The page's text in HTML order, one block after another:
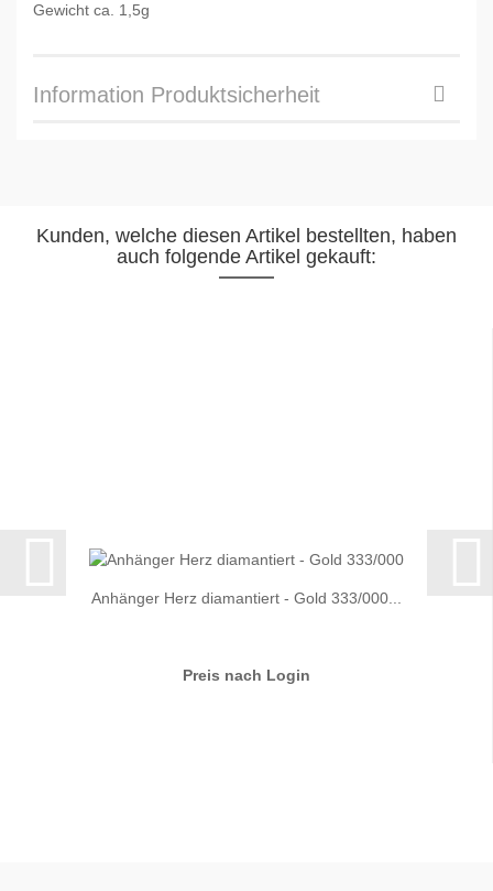
Gewicht ca. 1,5g
Information Produktsicherheit
Kunden, welche diesen Artikel bestellten, haben
auch folgende Artikel gekauft:
Anhänger Herz diamantiert - Gold 333/000...
Preis nach Login